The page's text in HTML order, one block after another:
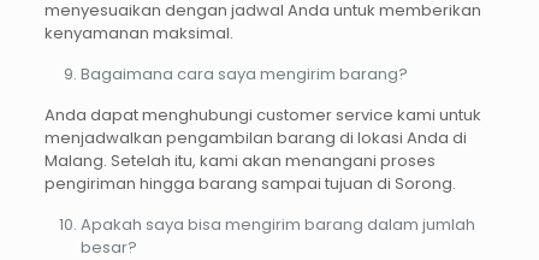
menyesuaikan dengan jadwal Anda untuk memberikan
kenyamanan maksimal.
Bagaimana cara saya mengirim barang?
Anda dapat menghubungi customer service kami untuk
menjadwalkan pengambilan barang di lokasi Anda di
Malang. Setelah itu, kami akan menangani proses
pengiriman hingga barang sampai tujuan di Sorong.
Apakah saya bisa mengirim barang dalam jumlah
besar?